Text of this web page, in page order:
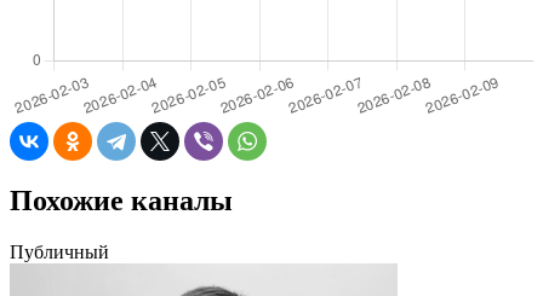
Похожие каналы
Публичный